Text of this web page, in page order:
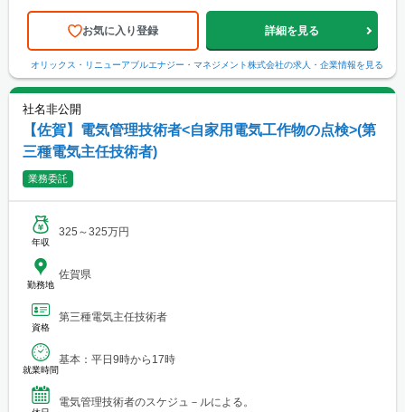
のエリア内にある発電所をご担当いただきます。 ✓北海道 ✓東北
✓北陸・新潟 ✓関東 ✓中部・近畿 ✓山口 ✓九州
お気に入り登録 詳細を見る
オリックス・リニューアブルエナジー・マネジメント株式会社の求人・企業情報を見る
社名非公開
【佐賀】電気管理技術者<自家用電気工作物の点検>(第
三種電気主任技術者)
業務委託
年収
325～325万円
勤務地
佐賀県
資格
第三種電気主任技術者
就業時間
基本：平日9時から17時
電気管理技術者のスケジュ－ルによる。